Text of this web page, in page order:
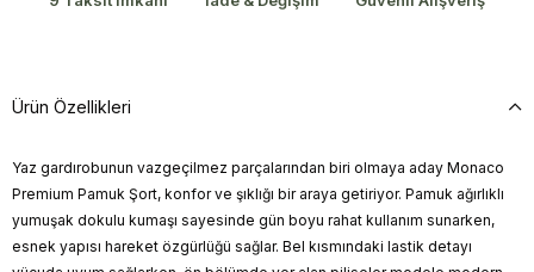
Ürün Özellikleri
Yaz gardırobunun vazgeçilmez parçalarından biri olmaya aday Monaco
Premium Pamuk Şort, konfor ve şıklığı bir araya getiriyor. Pamuk ağırlıklı
yumuşak dokulu kumaşı sayesinde gün boyu rahat kullanım sunarken,
esnek yapısı hareket özgürlüğü sağlar. Bel kısmındaki lastik detayı